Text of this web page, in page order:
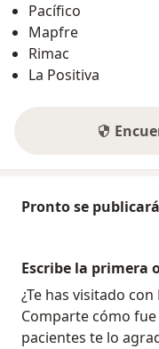
Pacífico
Mapfre
Rimac
La Positiva
Pronto se
Escribe la primera
¿Te has visitado
Comparte cómo
pacientes te lo